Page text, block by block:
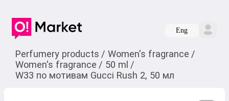
Eng
Perfumery products / Women's fragrance /
Women's fragrance / 50 ml /
W33 по мотивам Gucci Rush 2, 50 мл